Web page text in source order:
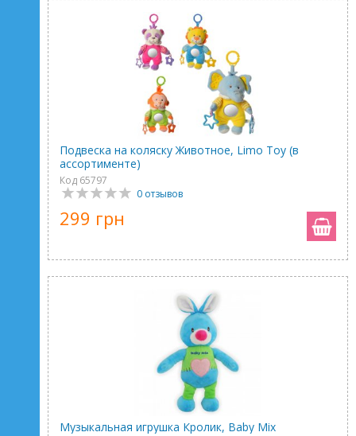
Подвеска на коляску Животное, Limo Toy (в
ассортименте)
Код 65797
0 отзывов
299 грн
Музыкальная игрушка Кролик, Baby Mix